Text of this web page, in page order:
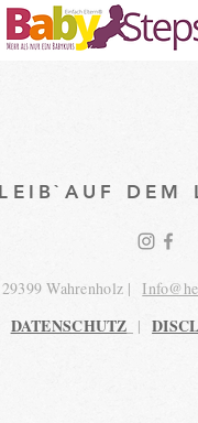
DEM
Wahrenholz |
DATENSCHUTZ |